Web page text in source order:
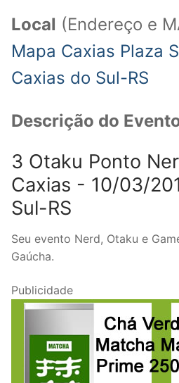
Local (Endereço e
Mapa Caxias Plaza
Caxias do Sul-RS
Descrição do
3 Otaku Ponto
Caxias - 10/03/
Sul-RS
Seu evento Nerd, Otaku e
Gaúcha.
Publicidade